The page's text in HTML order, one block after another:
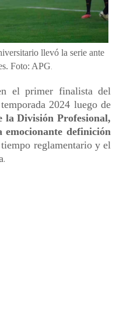
llevó la serie ante
Foto: APG.
el primer finalista del
2024 luego de
la División Profesional,
emocionante definición
reglamentario y el
.